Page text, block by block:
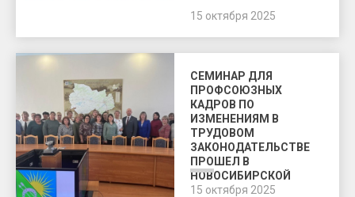
15 октября 2025
СЕМИНАР ДЛЯ
ПРОФСОЮЗНЫХ
КАДРОВ ПО
ИЗМЕНЕНИЯМ В
ТРУДОВОМ
ЗАКОНОДАТЕЛЬСТВЕ
ПРОШЕЛ В
НОВОСИБИРСКОЙ
ОБЛАСТИ
15 октября 2025